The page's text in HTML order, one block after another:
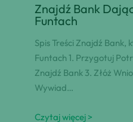
Znajdź Bank
Funtach
Spis Treści Znajdź
Funtach 1. Przygotuj
Znajdź Bank 3. Złóż
Wywiad…
Czytaj więcej >